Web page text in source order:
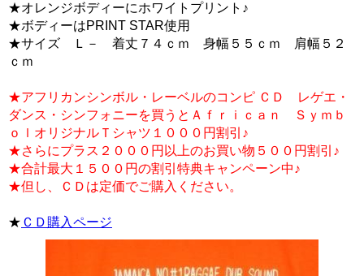
★オレンジボディーにホワイトプリント♪
★ボディーはPRINT STAR使用
★サイズ Ｌ－ 着丈７４ｃｍ 身幅５５ｃｍ 肩幅５２
ｃｍ
★アフリカンシンボル・レーベルのコンピ ＣＤ レゲエ・
ダンス・シンフォニーを買うとＡｆｒｉｃａｎ Ｓｙｍｂ
ｏｌオリジナルＴシャツ１０００円割引♪
★さらにプラス２０００円以上のお買い物５００円割引♪
★合計最大１５００円の割引特典キャンペーン中♪
★但し、ＣＤは定価でご購入ください。
★ ＣＤ購入ページ